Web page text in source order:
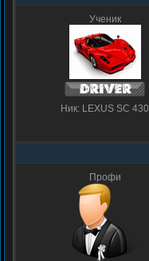
Ученик
Ник: LEXUS SC 430
Профи